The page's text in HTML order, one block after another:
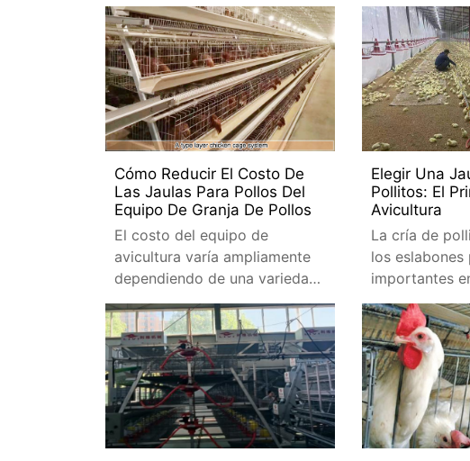
jóvenes, también llamadas
pollitas. La forma de H de la
jaula permite un uso eficiente
atento
Cómo Reducir El Costo De
Las Jaulas Para Pollos Del
Equipo De Granja De Pollos
El costo del equipo de
avicultura varía ampliamente
dependiendo de una variedad
de factores. Conocer estos
criterios ayudará a los
avicultores a tomar decisiones
informadas al comprar
equipos agrícolas.
Elegir Una
Pollitos: El
Avicultura
La cría de
los
importantes
avicultura. En
con la cría de